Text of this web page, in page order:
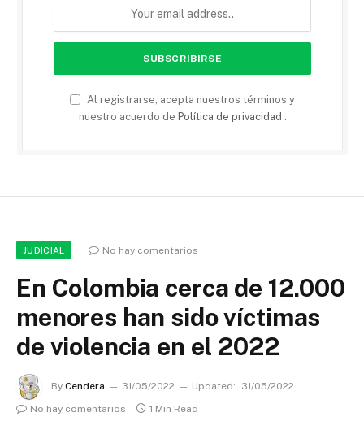
Al registrarse, acepta nuestros términos y
nuestro acuerdo de Política de privacidad
JUDICIAL No hay comentarios
En Colombia cerca de 12.000
menores han sido víctimas
de violencia en el 2022
By Cendera 31/05/2022 Updated:
31/05/2022
No hay comentarios
1 Min Read